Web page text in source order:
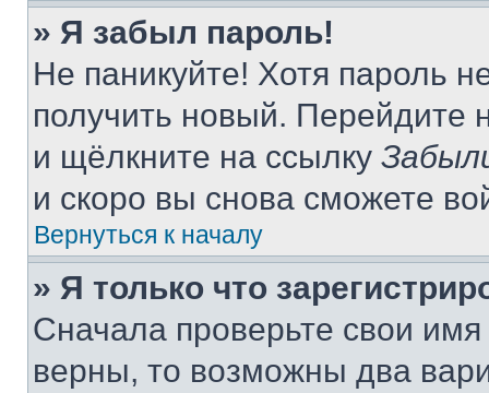
» Я забыл пароль!
Не паникуйте! Хотя пароль
получить новый. Перейдите
и щёлкните на ссылку
и скоро вы снова сможете
Вернуться к началу
» Я только что
Сначала проверьте свои
верны, то возможны два